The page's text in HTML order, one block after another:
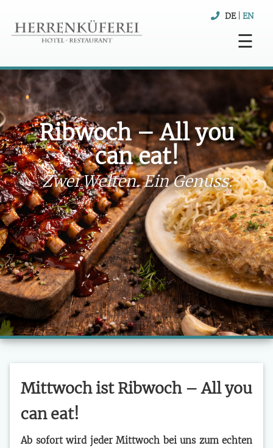
DE| EN
☰
Ribwoch – All you
can eat!
Zwei Welten. Ein Genuss.
Mittwoch ist Ribwoch – All you
can eat!
Ab sofort wird jeder Mittwoch bei uns zum echten